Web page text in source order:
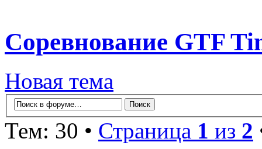
Соревнование GTF
Новая тема
Тем: 30 • Страница 1 из 2